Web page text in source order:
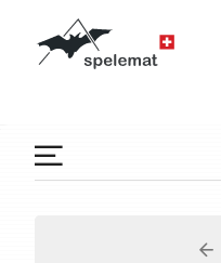
BATCode